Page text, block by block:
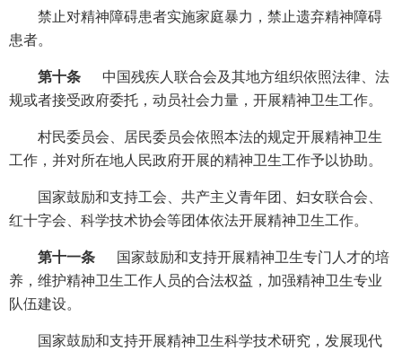
禁止对精神障碍患者实施家庭暴力，禁止遗弃精神障碍
患者。
第十条
中国残疾人联合会及其地方组织依照法律、法
规或者接受政府委托，动员社会力量，开展精神卫生工作。
村民委员会、居民委员会依照本法的规定开展精神卫生
工作，并对所在地人民政府开展的精神卫生工作予以协助。
国家鼓励和支持工会、共产主义青年团、妇女联合会、
红十字会、科学技术协会等团体依法开展精神卫生工作。
第十一条
国家鼓励和支持开展精神卫生专门人才的培
养，维护精神卫生工作人员的合法权益，加强精神卫生专业
队伍建设。
国家鼓励和支持开展精神卫生科学技术研究，发展现代